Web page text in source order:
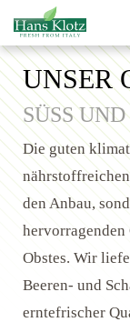
UNSER
SÜSS
Die guten
den Anbau,
hervorragenden
Obstes. Wir
Beeren- und
erntefrischer